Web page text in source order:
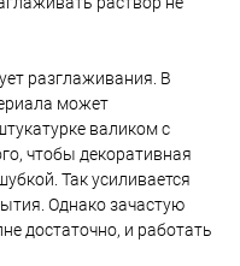
разглаживания. В
может
валиком с
чтобы декоративная
Так усиливается
Однако зачастую
достаточно, и работать